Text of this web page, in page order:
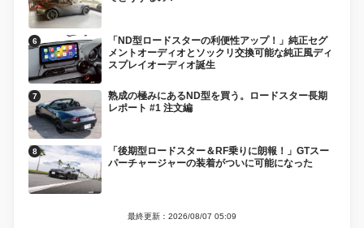
「ND型ロードスターの利便性アップ！」純正セグ
メントオーディオとソックリ交換可能な純正風ディ
スプレイオーディオ誕生
熟成の極みにあるND型を買う。ロードスター長期
レポート #1 注文編
「後期型ロードスター＆RF乗りに朗報！」GTスー
パーチャージャーの装着がついに可能になった
最終更新：2026/08/07 05:09